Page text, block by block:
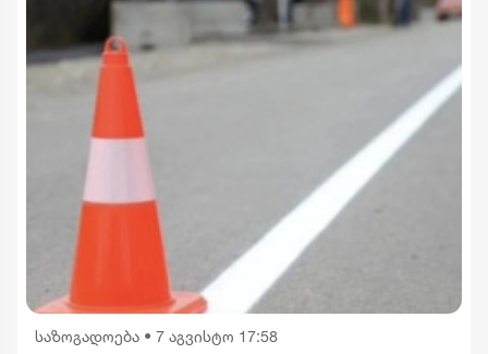
საზოგადოება • 7 აგვისტო 17:58